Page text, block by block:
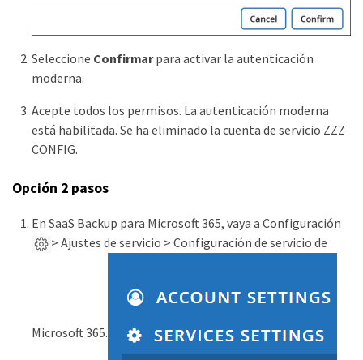
Seleccione Confirmarpara activar la autenticación
moderna.
Acepte todos los permisos. La autenticación moderna
está habilitada. Se ha eliminado la cuenta de servicio ZZZ
CONFIG.
Opción 2 pasos
En SaaS Backup para Microsoft 365, vaya a Configuración
> Ajustes de servicio > Configuración de servicio de
Microsoft 365.